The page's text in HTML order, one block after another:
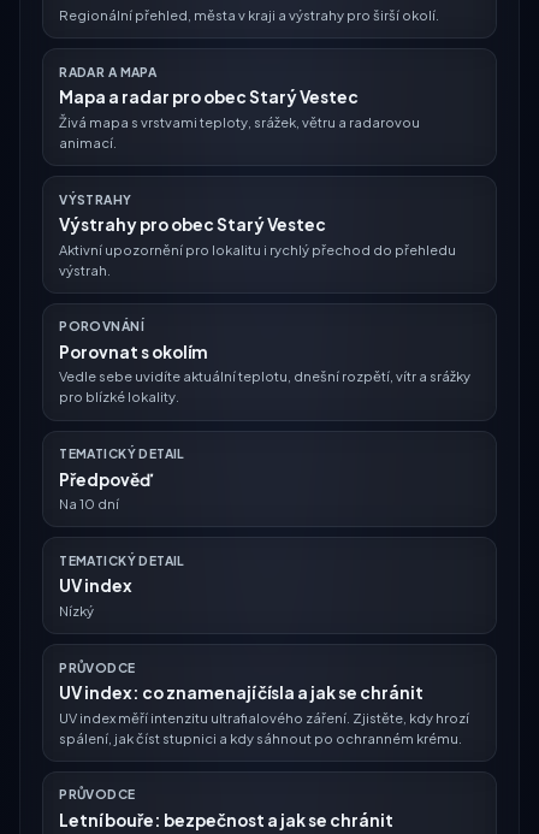
Regionální přehled, města v kraji a výstrahy pro širší okolí.
RADAR A MAPA
Mapa a radar pro obec Starý Vestec
Živá mapa s vrstvami teploty, srážek, větru a radarovou
animací.
VÝSTRAHY
Výstrahy pro obec Starý Vestec
Aktivní upozornění pro lokalitu i rychlý přechod do přehledu
výstrah.
POROVNÁNÍ
Porovnat s okolím
Vedle sebe uvidíte aktuální teplotu, dnešní rozpětí, vítr a srážky
pro blízké lokality.
TEMATICKÝ DETAIL
Předpověď
Na 10 dní
TEMATICKÝ DETAIL
UV index
Nízký
PRŮVODCE
UV index: co znamenají čísla a jak se chránit
UV index měří intenzitu ultrafialového záření. Zjistěte, kdy hrozí
spálení, jak číst stupnici a kdy sáhnout po ochranném krému.
PRŮVODCE
Letní bouře: bezpečnost a jak se chránit